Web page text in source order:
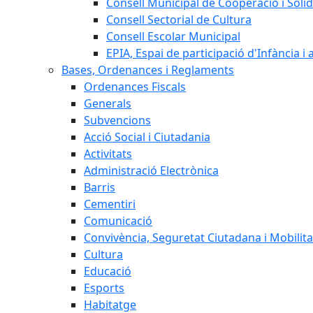
Consell Sectorial de Cultura
Consell Escolar Municipal
EPIA, Espai de participació d'Infància i
Bases, Ordenances i Reglaments
Ordenances Fiscals
Generals
Subvencions
Acció Social i Ciutadania
Activitats
Administració Electrònica
Barris
Cementiri
Comunicació
Convivència, Seguretat Ciutadana i
Cultura
Educació
Esports
Habitatge